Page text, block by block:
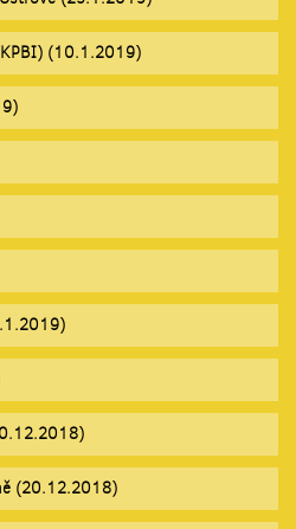
(10.1.2019)
(20.12.2018)